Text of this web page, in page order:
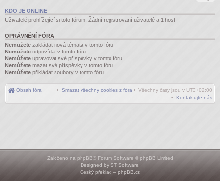
KDO JE ONLINE
Uživatelé prohlížející si toto fórum: Žádní registrovaní uživatelé a 1 host
OPRÁVNĚNÍ FÓRA
Nemůžete zakládat nová témata v tomto fóru
Nemůžete odpovídat v tomto fóru
Nemůžete upravovat své příspěvky v tomto fóru
Nemůžete mazat své příspěvky v tomto fóru
Nemůžete přikládat soubory v tomto fóru
Obsah fóra • Všechny časy jsou v UTC+02:00
• Smazat všechny cookies z fóra
• Kontaktujte nás
Založeno na phpBB® Forum Software © phpBB Limited
Designed by ST Software
Český překlad – phpBB.cz